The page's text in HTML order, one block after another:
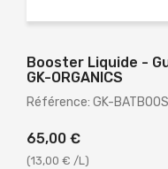
Booster Liquide -
GK-ORGANICS
Référence: GK-
65,00 €
(13,00 € /L)